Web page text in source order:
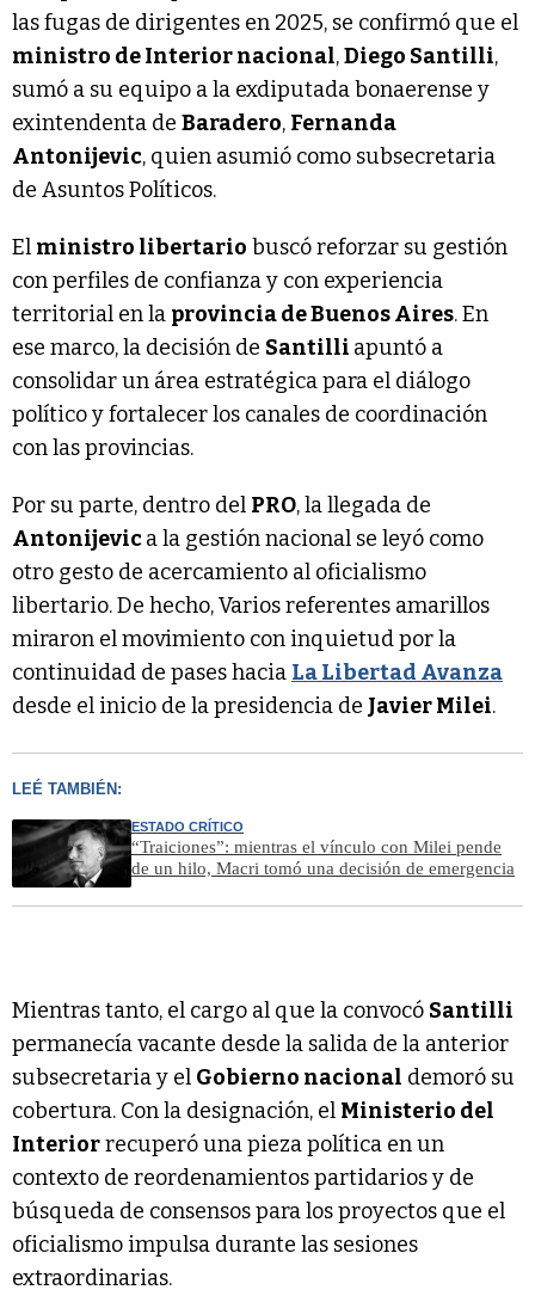
las fugas de dirigentes en 2025, se confirmó que el
ministro de Interior nacional,Diego Santilli,
sumó a su equipo a la exdiputada bonaerense y
exintendenta de Baradero, Fernanda
Antonijevic, quien asumió como subsecretaria
de Asuntos Políticos.
El ministro libertario buscó reforzar su gestión
con perfiles de confianza y con experiencia
territorial en la provincia de Buenos Aires. En
ese marco, la decisión de Santilli apuntó a
consolidar un área estratégica para el diálogo
político y fortalecer los canales de coordinación
con las provincias.
Por su parte, dentro del PRO, la llegada de
Antonijevica la gestión nacional se leyó como
otro gesto de acercamiento al oficialismo
libertario. De hecho, Varios referentes amarillos
miraron el movimiento con inquietud por la
continuidad de pases hacia La Libertad Avanza
desde el inicio de la presidencia de Javier Milei.
LEÉ TAMBIÉN:
ESTADO CRÍTICO
“Traiciones”: mientras el vínculo con Milei pende
de un hilo, Macri tomó una decisión de emergencia
Mientras tanto, el cargo al que la convocó Santilli
permanecía vacante desde la salida de la anterior
subsecretaria y el Gobierno nacional demoró su
cobertura. Con la designación, el Ministerio del
Interiorrecuperó una pieza política en un
contexto de reordenamientos partidarios y de
búsqueda de consensos para los proyectos que el
oficialismo impulsa durante las sesiones
extraordinarias.